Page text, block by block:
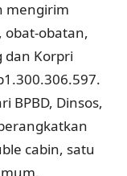
mengirim
obat-obatan,
dan Korpri
BPBD, Dinsos,
cabin, satu